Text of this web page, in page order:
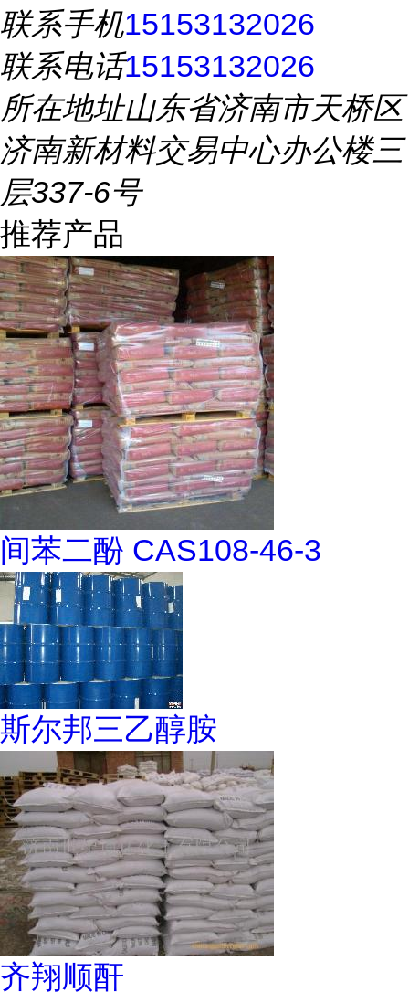
联系手机15153132026
联系电话15153132026
所在地址山东省济南市天桥区
济南新材料交易中心办公楼三
层337-6号
推荐产品
间苯二酚 CAS108-46-3
斯尔邦三乙醇胺
齐翔顺酐